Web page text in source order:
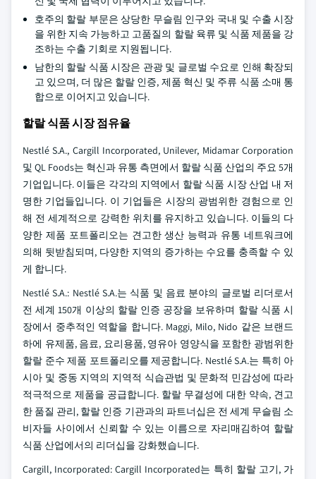
호주의 할랄 부문은 상당한 무슬림 인구와 국내 및 수출 시장
을 위한 지속 가능하고 고품질의 할랄 육류 및 식품 제품을 강
조하는 수출 기회로 지원됩니다.
남한의 할랄 식품 시장은 관광 및 글로벌 수요로 인해 확장되
고 있으며, 더 많은 할랄 인증, 제품 혁신 및 주류 식품 소매 통
합으로 이어지고 있습니다.
할랄 식품 시장 점유율
Nestlé S.A., Cargill Incorporated, Unilever, Midamar Corporation
및 QL Foods는 혁신과 유통 측면에서 할랄 식품 산업의 주요 5개
기업입니다. 이들은 각각의 지역에서 할랄 식품 시장 산업 내 저
명한 기업들입니다. 이 기업들은 시장의 광범위한 경험으로 인
해 전 세계적으로 강력한 위치를 유지하고 있습니다. 이들의 다
양한 제품 포트폴리오는 견고한 생산 능력과 유통 네트워크에
의해 뒷받침되며, 다양한 지역의 증가하는 수요를 충족할 수 있
게 합니다.
Nestlé S.A.: Nestlé S.A.는 식품 및 음료 분야의 글로벌 리더로서
전 세계 150개 이상의 할랄 인증 공장을 보유하며 할랄 식품 시
장에서 중추적인 역할을 합니다. Maggi, Milo, Nido 같은 브랜드
하에 유제품, 음료, 요리용품, 영유아 영양식을 포함한 광범위한
할랄 준수 제품 포트폴리오를 제공합니다. Nestlé S.A.는 특히 아
시아 및 중동 지역의 지역적 식습관법 및 문화적 민감성에 따라
적극적으로 제품을 공급합니다. 할랄 무결성에 대한 약속, 견고
한 품질 관리, 할랄 인증 기관과의 파트너십은 전 세계 무슬림 소
비자들 사이에서 신뢰할 수 있는 이름으로 자리매김하여 할랄
식품 산업에서의 리더십을 강화했습니다.
Cargill, Incorporated: Cargill Incorporated는 특히 할랄 고기, 가